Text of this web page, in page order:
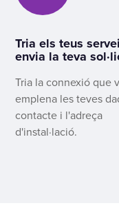
Tria els teus
envia la teva
Tria la connexió que
emplena les teves
contacte i l'adreça
d'instal·lació.